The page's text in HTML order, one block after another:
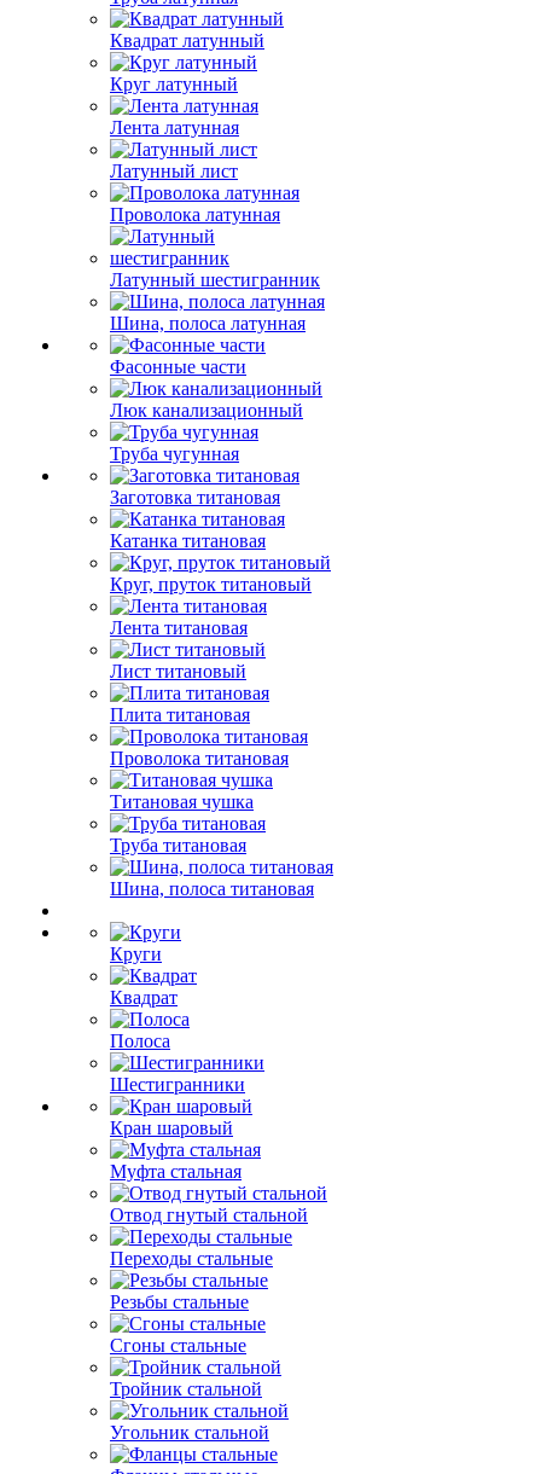
Квадрат латунный
Круг латунный
Лента латунная
Латунный лист
Проволока латунная
Латунный шестигранник
Шина, полоса латунная
Фасонные части
Люк канализационный
Труба чугунная
Заготовка титановая
Катанка титановая
Круг, пруток титановый
Лента титановая
Лист титановый
Плита титановая
Проволока титановая
Титановая чушка
Труба титановая
Шина, полоса титановая
Круги
Квадрат
Полоса
Шестигранники
Кран шаровый
Муфта стальная
Отвод гнутый стальной
Переходы стальные
Резьбы стальные
Сгоны стальные
Тройник стальной
Угольник стальной